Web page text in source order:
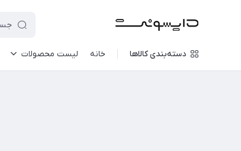
دسته‌بندی کالاها خانه لیست محصولات